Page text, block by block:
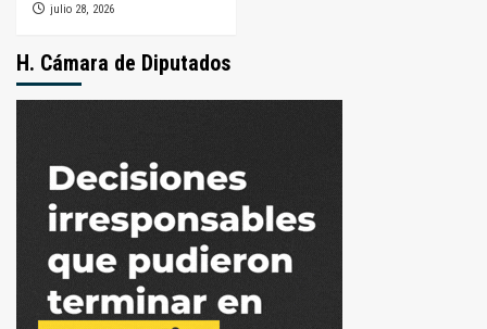
julio 28, 2026
H. Cámara de Diputados